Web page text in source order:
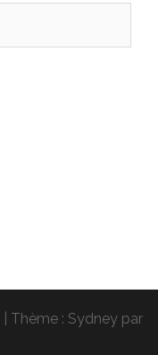
Thème : Sydney par